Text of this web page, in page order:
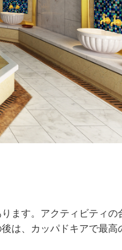
ます。アクティビティの
は、カッパドキアで最高